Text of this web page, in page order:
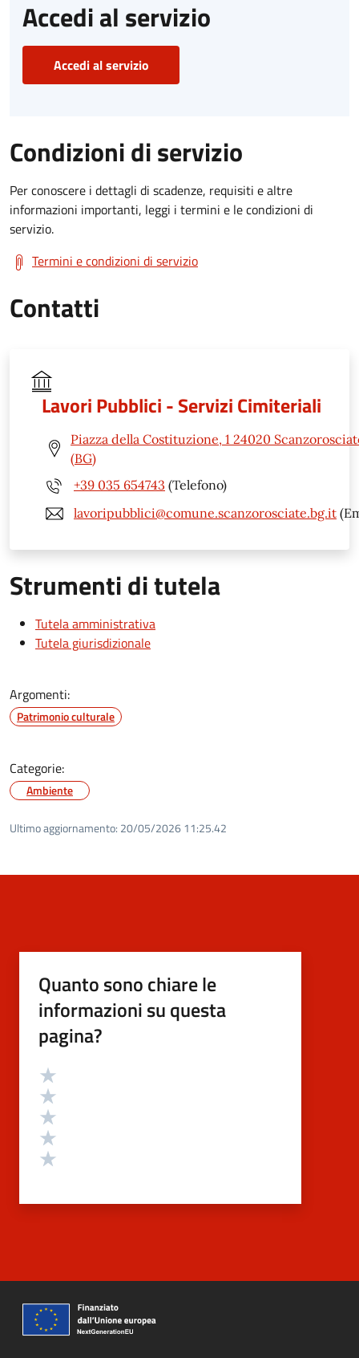
Accedi al servizio
Accedi al servizio
Condizioni di servizio
Per conoscere i dettagli di scadenze, requisiti e altre
informazioni importanti, leggi i termini e le condizioni di
servizio.
Termini e condizioni di servizio
Contatti
Lavori Pubblici - Servizi Cimiteriali
Piazza della Costituzione, 1 24020
(BG)
+39 035 654743 (Telefono)
lavoripubblici@comune.scanzorosciate.bg.it
Strumenti di tutela
Tutela amministrativa
Tutela giurisdizionale
Argomenti:
Patrimonio culturale
Categorie:
Ambiente
Ultimo aggiornamento: 20/05/2026 11:25.42
Quanto sono chiare le
informazioni su questa
pagina?
Valutazione